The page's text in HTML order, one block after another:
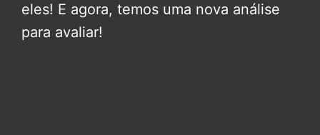
eles! E agora, temos uma nova análise
para avaliar!